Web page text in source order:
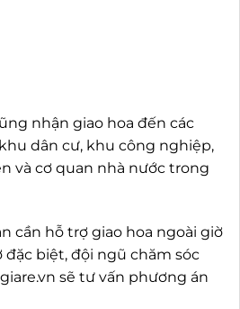
nhận giao hoa đến các
dân cư, khu công nghiệp,
và cơ quan nhà nước trong
cần hỗ trợ giao hoa ngoài giờ
biệt, đội ngũ chăm sóc
sẽ tư vấn phương án